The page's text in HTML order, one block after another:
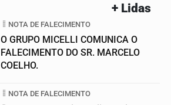
+ Lidas
NOTA DE FALECIMENTO
O GRUPO MICELLI COMUNICA O
FALECIMENTO DO SR. MARCELO
COELHO.
NOTA DE FALECIMENTO